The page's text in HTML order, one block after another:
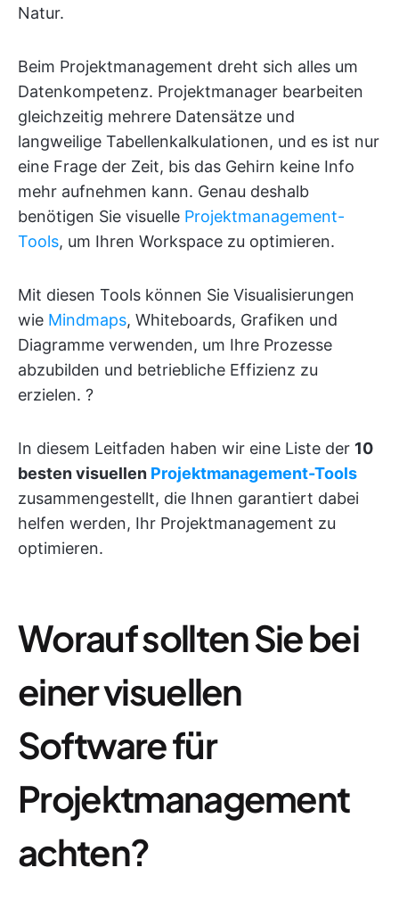
Natur.
Beim Projektmanagement dreht sich alles um
Datenkompetenz. Projektmanager bearbeiten
gleichzeitig mehrere Datensätze und
langweilige Tabellenkalkulationen, und es ist nur
eine Frage der Zeit, bis das Gehirn keine Info
mehr aufnehmen kann. Genau deshalb
benötigen Sie visuelle Projektmanagement-
Tools, um Ihren Workspace zu optimieren.
Mit diesen Tools können Sie Visualisierungen
wie Mindmaps, Whiteboards, Grafiken und
Diagramme verwenden, um Ihre Prozesse
abzubilden und betriebliche Effizienz zu
erzielen. ?
In diesem Leitfaden haben wir eine Liste der 10
besten visuellen Projektmanagement-Tools
zusammengestellt, die Ihnen garantiert dabei
helfen werden, Ihr Projektmanagement zu
optimieren.
Worauf sollten Sie bei
einer visuellen
Software für
Projektmanagement
achten?